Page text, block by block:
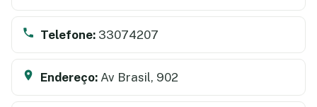
Telefone: 33074207
Endereço: Av Brasil, 902